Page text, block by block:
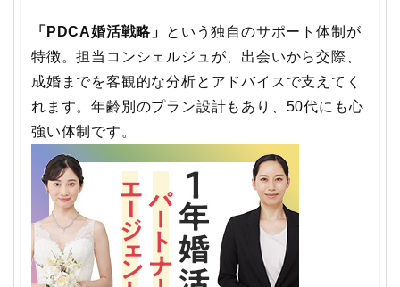
「PDCA婚活戦略」
という独自のサポート体制が
特徴。担当コンシェルジュが、出会いから交際、
成婚までを客観的な分析とアドバイスで支えてく
れます。年齢別のプラン設計もあり、50代にも心
強い体制です。